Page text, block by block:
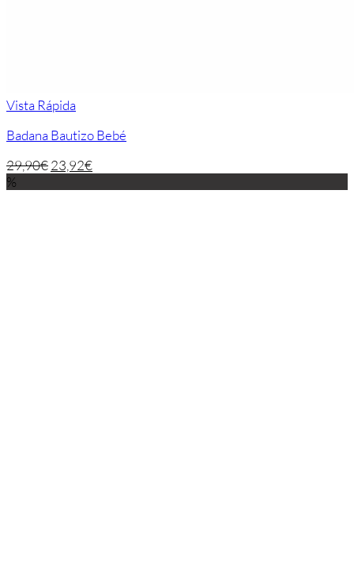
Vista Rápida
Badana Bautizo Bebé
29,90€23,92€
%